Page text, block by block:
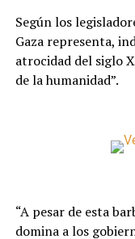
Según los
Gaza representa,
atrocidad del siglo
de la humanidad”.
“A pesar de esta
domina a los